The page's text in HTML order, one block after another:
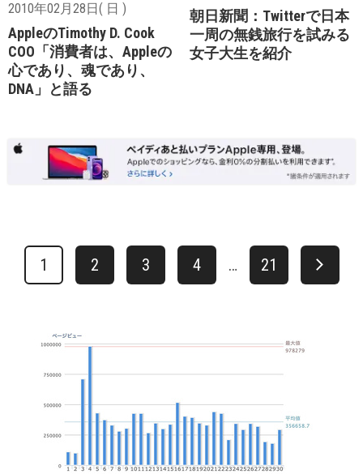
2010年02月28日( 日 )
AppleのTimothy D. Cook
COO「消費者は、Appleの
心であり、魂であり、
DNA」と語る
朝日新聞：Twitterで日本
一周の無銭旅行を試みる
女子大生を紹介
1 2 3 4 … 21